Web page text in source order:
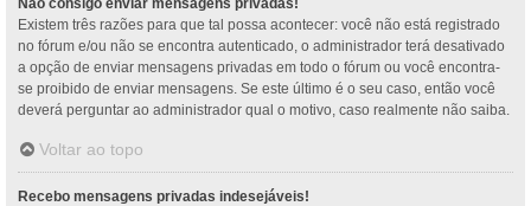
Não consigo enviar mensagens privadas!
Existem três razões para que tal possa acontecer: você não está registrado
no fórum e/ou não se encontra autenticado, o administrador terá desativado
a opção de enviar mensagens privadas em todo o fórum ou você encontra-
se proibido de enviar mensagens. Se este último é o seu caso, então você
deverá perguntar ao administrador qual o motivo, caso realmente não saiba.
Voltar ao topo
Recebo mensagens privadas indesejáveis!